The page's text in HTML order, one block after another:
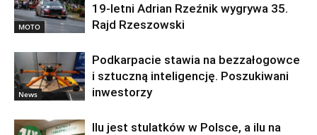
MOTO
19-letni Adrian Rzeźnik wygrywa 35.
Rajd Rzeszowski
News
Podkarpacie stawia na bezzałogowce
i sztuczną inteligencję. Poszukiwani
inwestorzy
Ilu jest stulatków w Polsce, a ilu na